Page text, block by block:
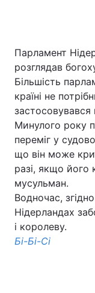
Парламент
розглядав
Більшість
країні не
застосовувався
Минулого року
переміг у
що він може
разі, якщо його
мусульман.
Водночас,
Нідерландах
і королеву.
Бі-Бі-Сі